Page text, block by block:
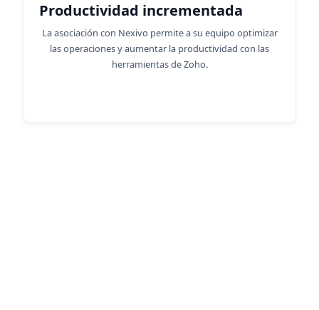
Productividad incrementada
La asociación con Nexivo permite a su equipo optimizar
las operaciones y aumentar la productividad con las
herramientas de Zoho.